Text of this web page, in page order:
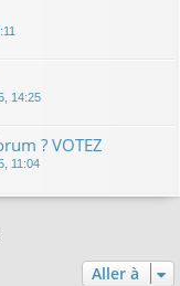
14:25
? VOTEZ
11:04
Aller à